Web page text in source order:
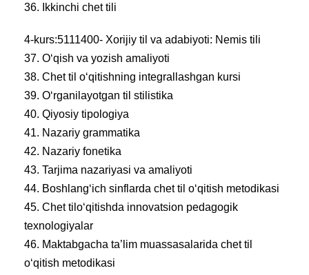
36. Ikkinchi chet tili
4-kurs:5111400- Xorijiy til va adabiyoti: Nemis tili
37. O‘qish va yozish amaliyoti
38. Chet til o‘qitishning integrallashgan kursi
39. O‘rganilayotgan til stilistika
40. Qiyosiy tipologiya
41. Nazariy grammatika
42. Nazariy fonetika
43. Tarjima nazariyasi va amaliyoti
44. Boshlang‘ich sinflarda chet til o‘qitish metodikasi
45. Chet tilo‘qitishda innovatsion pedagogik
texnologiyalar
46. Maktabgacha ta’lim muassasalarida chet til
o‘qitish metodikasi